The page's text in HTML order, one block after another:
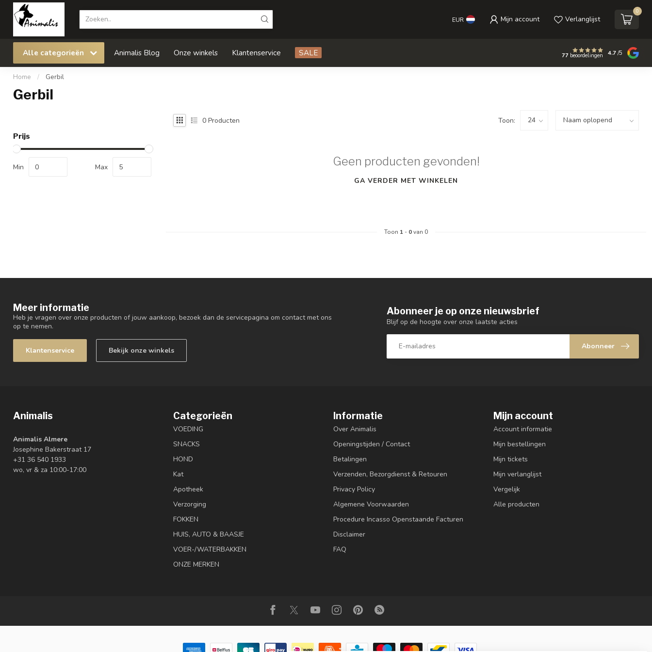
EUR Mijn account Verlanglijst
0
Alle categorieën Animalis Blog Onze winkels Klantenservice SALE 77 beoordelingen 4.7/5
Home / Gerbil
Gerbil
Prijs
Min Max
0 Producten Toon:
Geen producten gevonden!
GA VERDER MET WINKELEN
Toon 1 - 0van 0
Meer informatie
Heb je vragen over onze producten of jouw aankoop, bezoek dan de servicepagina om contact met ons
op te nemen.
Klantenservice Bekijk onze winkels
Abonneer je op onze nieuwsbrief
Blijf op de hoogte over onze laatste acties
Abonneer
Animalis
Animalis Almere
Josephine Bakerstraat 17
+31 36 540 1933
wo, vr & za 10:00-17:00
Categorieën
VOEDING
SNACKS
HOND
Kat
Apotheek
Verzorging
FOKKEN
HUIS, AUTO & BAASJE
VOER-/WATERBAKKEN
ONZE MERKEN
Informatie
Over Animalis
Openingstijden / Contact
Betalingen
Verzenden, Bezorgdienst & Retouren
Privacy Policy
Algemene Voorwaarden
Procedure Incasso Openstaande Facturen
Disclaimer
FAQ
Mijn account
Account informatie
Mijn bestellingen
Mijn tickets
Mijn verlanglijst
Vergelijk
Alle producten